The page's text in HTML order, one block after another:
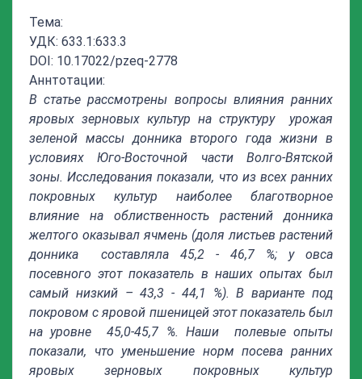
Тема:
УДК: 633.1:633.3
DOI: 10.17022/pzeq-2778
Аннтотации:
В статье рассмотрены вопросы влиянияранних
яровых зерновых культур на структуру
урожая
зеленой массы донника второго года жизни в
условиях Юго-Восточной части Волго-Вятской
зоны. Исследования показали, что из всех ранних
покровных культур наиболее благотворное
влияние на облиственность растений донника
желтого оказывал ячмень (доля листьев растений
донника составляла 45,2 - 46,7 %; у овса
посевного этот показатель в наших опытах был
самый низкий – 43,3 - 44,1 %). В варианте под
покровом с яровой пшеницей этот показатель был
на уровне 45,0-45,7 %. Наши полевые опыты
показали, что уменьшение норм посева ранних
яровых зерновых покровных культур